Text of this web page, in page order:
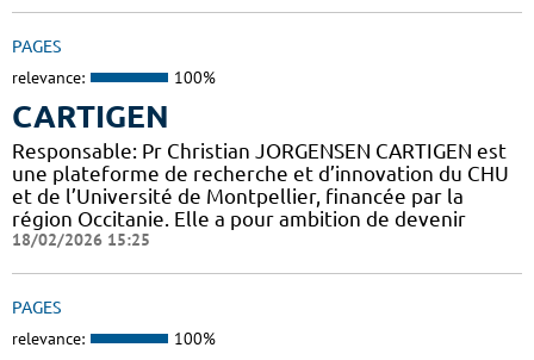
PAGES
relevance: 100%
CARTIGEN
Responsable: Pr Christian JORGENSEN CARTIGEN est
une plateforme de recherche et d’innovation du CHU
et de l’Université de Montpellier, financée par la
région Occitanie. Elle a pour ambition de devenir
18/02/2026 15:25
PAGES
relevance: 100%